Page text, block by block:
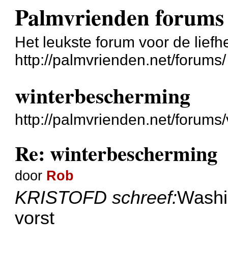
Palmvrienden forums
Het leukste forum voor de
http://palmvrienden.net/forums/
winterbescherming
http://palmvrienden.net/
Re: winterbescherming
door Rob
KRISTOFD schreef:
vorst